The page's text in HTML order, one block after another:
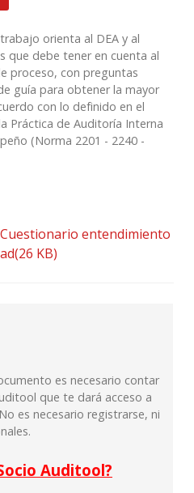
orienta al DEA y al
que debe tener en cuenta al
proceso, con preguntas
guía para obtener la mayor
con lo definido en el
Práctica de Auditoría Interna
(Norma 2201 - 2240 -
Cuestionario entendimiento
(26 KB)
es necesario contar
que te dará acceso a
es necesario registrarse, ni
Auditool?